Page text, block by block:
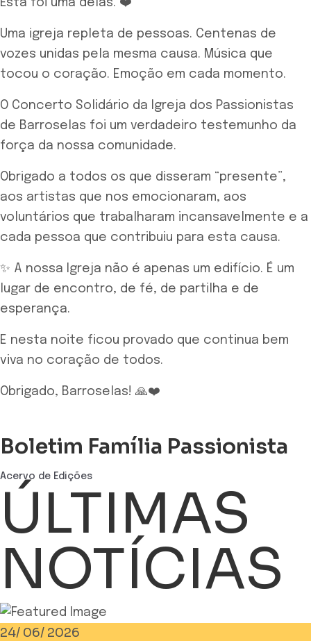
Uma igreja repleta de pessoas. Centenas de
vozes unidas pela mesma causa. Música que
tocou o coração. Emoção em cada momento.
O Concerto Solidário da Igreja dos Passionistas
de Barroselas foi um verdadeiro testemunho da
força da nossa comunidade.
Obrigado a todos os que disseram “presente”,
aos artistas que nos emocionaram, aos
voluntários que trabalharam incansavelmente e a
cada pessoa que contribuiu para esta causa.
✨ A nossa Igreja não é apenas um edifício. É um
lugar de encontro, de fé, de partilha e de
esperança.
E nesta noite ficou provado que continua bem
viva no coração de todos.
Obrigado, Barroselas! 🙏❤️
Boletim Família Passionista
Acervo de Edições
ÚLTIMAS
NOTÍCIAS
24/ 06/ 2026